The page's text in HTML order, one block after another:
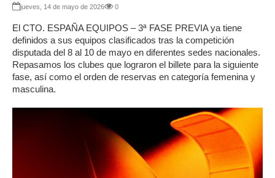
jueves, 14 de mayo de 2026 0
El CTO. ESPAÑA EQUIPOS – 3ª FASE PREVIA ya tiene
definidos a sus equipos clasificados tras la competición
disputada del 8 al 10 de mayo en diferentes sedes nacionales.
Repasamos los clubes que lograron el billete para la siguiente
fase, así como el orden de reservas en categoría femenina y
masculina.